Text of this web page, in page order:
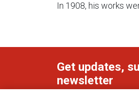
In 1908, his works
Get updates,
newsletter